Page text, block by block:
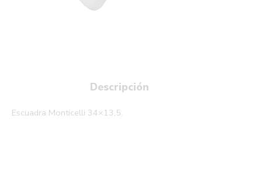
Descripción
Escuadra Monticelli 34×13,5.